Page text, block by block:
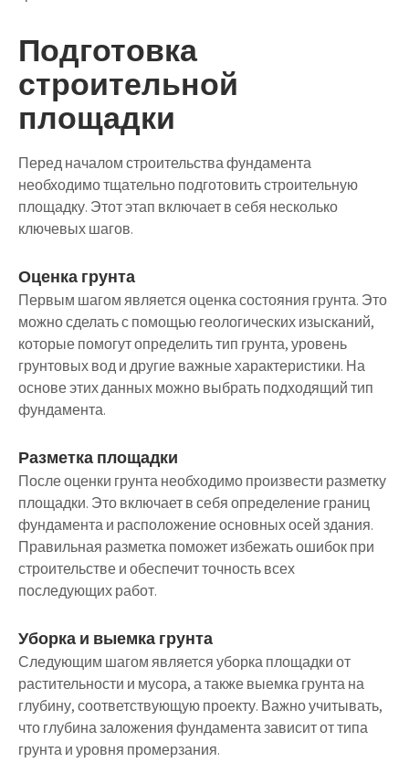
Подготовка
строительной
площадки
Перед началом строительства фундамента
необходимо тщательно подготовить строительную
площадку. Этот этап включает в себя несколько
ключевых шагов.
Оценка грунта
Первым шагом является оценка состояния грунта. Это
можно сделать с помощью геологических изысканий,
которые помогут определить тип грунта, уровень
грунтовых вод и другие важные характеристики. На
основе этих данных можно выбрать подходящий тип
фундамента.
Разметка площадки
После оценки грунта необходимо произвести разметку
площадки. Это включает в себя определение границ
фундамента и расположение основных осей здания.
Правильная разметка поможет избежать ошибок при
строительстве и обеспечит точность всех
последующих работ.
Уборка и выемка грунта
Следующим шагом является уборка площадки от
растительности и мусора, а также выемка грунта на
глубину, соответствующую проекту. Важно учитывать,
что глубина заложения фундамента зависит от типа
грунта и уровня промерзания.